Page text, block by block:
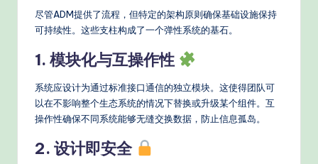
尽管ADM提供了流程，但特定的架构原则确保基础设施保持
可持续性。这些支柱构成了一个弹性系统的基石。
1. 模块化与互操作性
系统应设计为通过标准接口通信的独立模块。这使得团队可
以在不影响整个生态系统的情况下替换或升级某个组件。互
操作性确保不同系统能够无缝交换数据，防止信息孤岛。
2. 设计即安全